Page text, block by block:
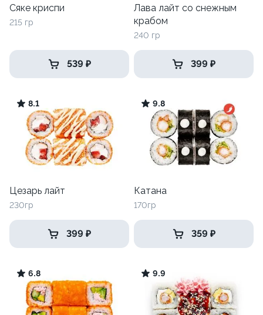
Сяке криспи
215 гр
539 ₽
Лава лайт со снежным
крабом
240 гр
399 ₽
8.1
Цезарь лайт
230гр
399 ₽
9.8
Катана
170гр
359 ₽
6.8 9.9